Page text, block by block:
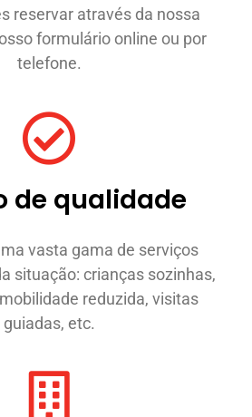
reservar através da nossa
formulário online ou por
telefone.
de qualidade
vasta gama de serviços
situação: crianças sozinhas,
reduzida, visitas
guiadas, etc.